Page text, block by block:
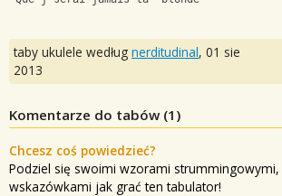
taby ukulele według nerditudinal, 01 sie
2013
Komentarze do tabów (1 )
Chcesz coś powiedzieć?
Podziel się swoimi wzorami
wskazówkami jak grać ten tabulator!